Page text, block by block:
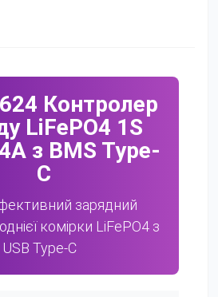
Контролер
LiFePO4 1S
з BMS Type-
C
зарядний
комірки LiFePO4 з
USB Type-C